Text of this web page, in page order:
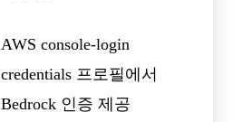
AWS console-login
credentials 프로필에서
Bedrock 인증 제공